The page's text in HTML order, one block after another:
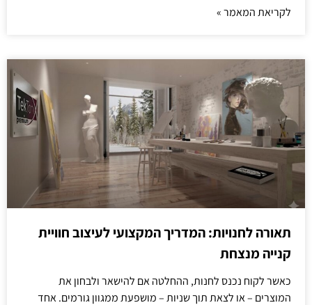
לקריאת המאמר »
תאורה לחנויות: המדריך המקצועי לעיצוב חוויית
קנייה מנצחת
כאשר לקוח נכנס לחנות, ההחלטה אם להישאר ולבחון את
המוצרים – או לצאת תוך שניות – מושפעת ממגוון גורמים. אחד